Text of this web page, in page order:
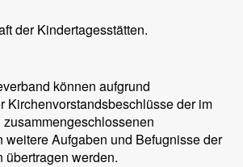
der Kindertagesstätten.
können aufgrund
Kirchenvorstandsbeschlüsse der im
weitere Aufgaben und Befugnisse der
übertragen werden.